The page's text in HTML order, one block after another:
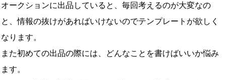
オークションに出品していると、毎回考えるのが大変なの
と、情報の抜けがあればいけないのでテンプレートが欲しく
なります。
また初めての出品の際には、どんなことを書けばいいか悩み
ます。